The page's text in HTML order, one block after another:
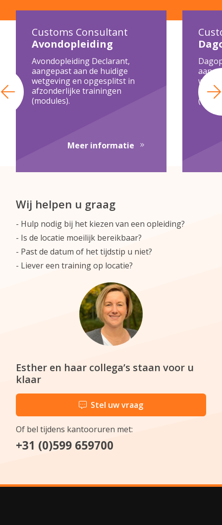
Customs Consultant
Avondopleiding
Avondopleiding Declarant,
aangepast aan de huidige
wetgeving en opgesplitst in
afzonderlijke trainingen
(modules).
Meer informatie over Customs
Wij helpen u graag
Hulp nodig bij het kiezen van een opleiding?
Is de locatie moeilijk bereikbaar?
Past de datum of het tijdstip u niet?
Liever een training op locatie?
Esther en haar collega’s staan voor u
klaar
Stel uw vraag
Of bel tijdens kantooruren met:
+31 (0)599 659700